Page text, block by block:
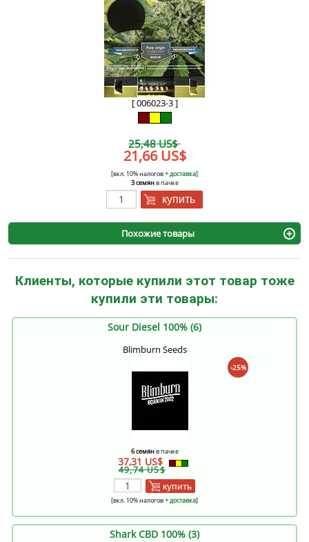
[ 006023-3 ]
25,48 US$
21,66 US$
[вкл. 10% налогов+ доставка]
3 семянв пачке
купить
Похожие товары
Клиенты, которые купили этот товар тоже
купили эти товары:
Sour Diesel 100% (6)
Blimburn Seeds
-25%
6 семянв пачке
37,31 US$
49,74 US$
купить
[вкл. 10% налогов+ доставка]
Shark CBD 100% (3)